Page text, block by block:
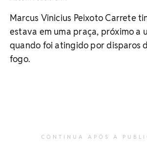
Marcus Vinicius Peixoto Carrete
estava em uma praça, próximo a
quando foi atingido por disparos
fogo.
CONTINUA APÓS A